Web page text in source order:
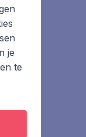
je
te